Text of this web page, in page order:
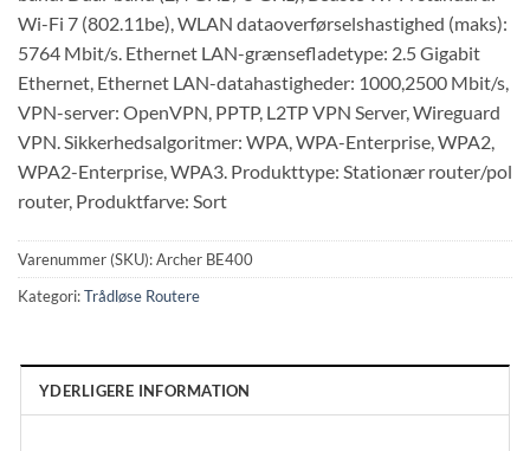
Wi-Fi 7 (802.11be), WLAN dataoverførselshastighed (maks):
5764 Mbit/s. Ethernet LAN-grænsefladetype: 2.5 Gigabit
Ethernet, Ethernet LAN-datahastigheder: 1000,2500 Mbit/s,
VPN-server: OpenVPN, PPTP, L2TP VPN Server, Wireguard
VPN. Sikkerhedsalgoritmer: WPA, WPA-Enterprise, WPA2,
WPA2-Enterprise, WPA3. Produkttype: Stationær router/pol
router, Produktfarve: Sort
Varenummer (SKU):Archer BE400
Kategori:Trådløse Routere
YDERLIGERE INFORMATION